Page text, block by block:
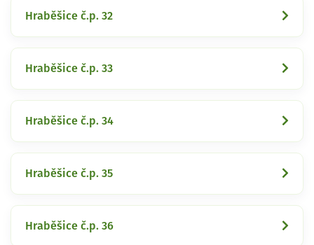
Hraběšice č.p. 32
Hraběšice č.p. 33
Hraběšice č.p. 34
Hraběšice č.p. 35
Hraběšice č.p. 36